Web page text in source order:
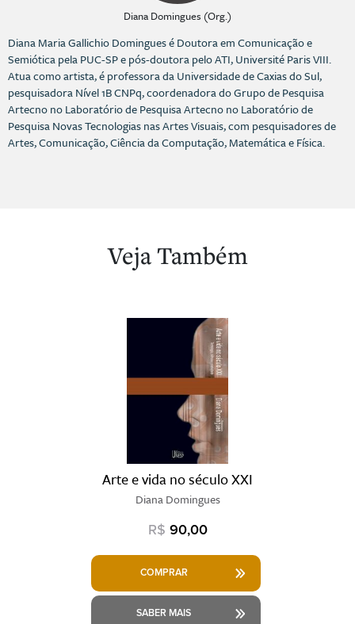
Diana Domingues (Org.)
Diana Maria Gallichio Domingues é Doutora em Comunicação e
Semiótica pela PUC-SP e pós-doutora pelo ATI, Université Paris VIII.
Atua como artista, é professora da Universidade de Caxias do Sul,
pesquisadora Nível 1B CNPq, coordenadora do Grupo de Pesquisa
Artecno no Laboratório de Pesquisa Artecno no Laboratório de
Pesquisa Novas Tecnologias nas Artes Visuais, com pesquisadores de
Artes, Comunicação, Ciência da Computação, Matemática e Física.
Veja Também
Arte e vida no século XXI
Diana Domingues
R$ 90,00
COMPRAR
SABER MAIS